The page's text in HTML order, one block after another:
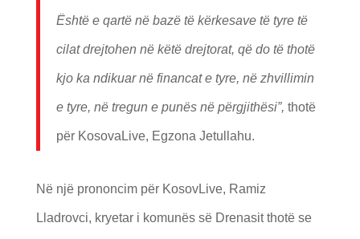
Është e qartë në bazë të kërkesave të tyre të
cilat drejtohen në këtë drejtorat, që do të thotë
kjo ka ndikuar në financat e tyre, në zhvillimin
e tyre, në tregun e punës në përgjithësi”, thotë
për KosovaLive, Egzona Jetullahu.
Në një prononcim për KosovLive, Ramiz
Lladrovci, kryetar i komunës së Drenasit thotë se